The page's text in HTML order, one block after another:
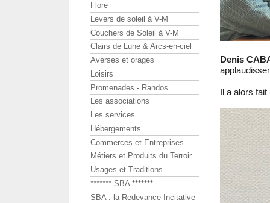
Denis
Il a alors
Flore
Levers de soleil à V-M
Couchers de Soleil à V-M
Clairs de Lune & Arcs-en-ciel
Averses et orages
Loisirs
Promenades - Randos
Les associations
Les services
Hébergements
Commerces et Entreprises
Métiers et Produits du Terroir
Usages et Traditions
******* SBA *******
SBA : la Redevance Incitative